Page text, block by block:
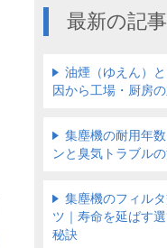
最新の記事
油煙（ゆえん）
因から工場・厨房
集塵機の耐用年
ンと臭気トラブル
集塵機のフィル
ツ｜寿命を延ばす
秘訣